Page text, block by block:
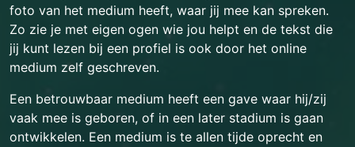
foto van het medium heeft, waar jij mee kan spreken.
Zo zie je met eigen ogen wie jou helpt en de tekst die
jij kunt lezen bij een profiel is ook door het online
medium zelf geschreven.
Een betrouwbaar medium heeft een gave waar hij/zij
vaak mee is geboren, of in een later stadium is gaan
ontwikkelen. Een medium is te allen tijde oprecht en